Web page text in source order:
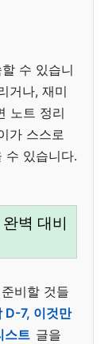
수 있습니
거나, 재미
노트 정리
가 스스로
수 있습니다.
벽 대비
비할 것들
D-7, 이것만
스트 글을